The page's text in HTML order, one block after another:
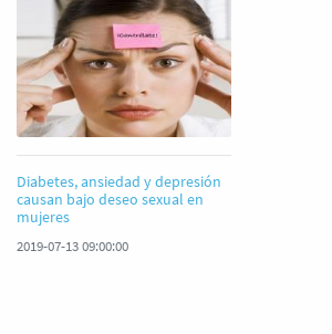
Diabetes, ansiedad y depresión
causan bajo deseo sexual en
mujeres
2019-07-13 09:00:00